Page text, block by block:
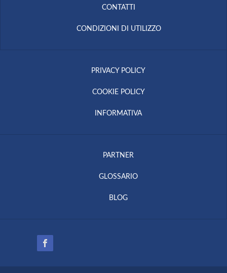
CONTATTI
CONDIZIONI DI UTILIZZO
PRIVACY POLICY
COOKIE POLICY
INFORMATIVA
PARTNER
GLOSSARIO
BLOG